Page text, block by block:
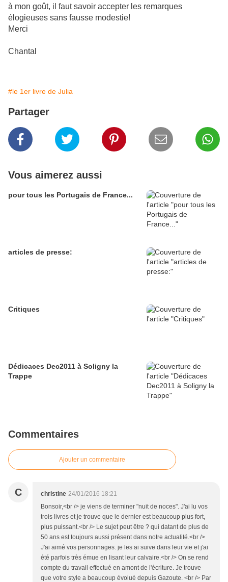
à mon goût, il faut savoir accepter les remarques
élogieuses sans fausse modestie!
Merci
Chantal
#le 1er livre de Julia
Partager
Vous aimerez aussi
pour tous les Portugais de France...
articles de presse:
Critiques
Dédicaces Dec2011 à Soligny la
Trappe
Commentaires
Ajouter un commentaire
C christine 24/01/2016 18:21
Bonsoir,<br /> je viens de terminer "nuit de noces". J'ai lu vos
trois livres et je trouve que le dernier est beaucoup plus fort,
plus puissant.<br /> Le sujet peut être ? qui datant de plus de
50 ans est toujours aussi présent dans notre actualité.<br />
J'ai aimé vos personnages. je les ai suive dans leur vie et j'ai
été parfois très émue en lisant leur calvaire.<br /> On se rend
compte du travail effectué en amont de l'écriture. Je trouve
que votre style a beaucoup évolué depuis Gazoute. <br /> Par